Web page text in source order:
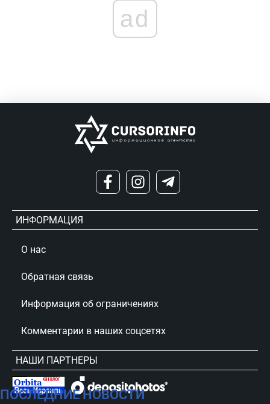
ПОСЛЕДНИЕ НОВОСТИ
ad
ИНФОРМАЦИЯ
О нас
Обратная связь
Информация об ограничениях
Комментарии в наших соцсетях
НАШИ ПАРТНЕРЫ